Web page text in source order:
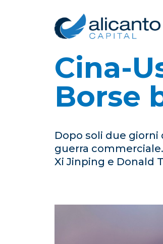
Cina-
Borse
Dopo soli due
guerra
Xi Jinping e Donald